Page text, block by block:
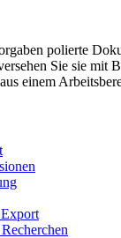
polierte
Sie sie mit
einem